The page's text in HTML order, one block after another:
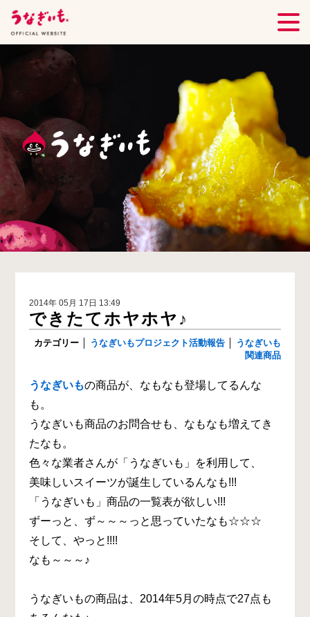
2014年 05月 17日 13:49
できたてホヤホヤ♪
カテゴリー うなぎいもプロジェクト活動報告
うなぎいも
関連商品
うなぎいもの商品が、なもなも登場してるんな
も。
うなぎいも商品のお問合せも、なもなも増えてき
たなも。
色々な業者さんが「うなぎいも」を利用して、
美味しいスイーツが誕生しているんなも!!!
「うなぎいも」商品の一覧表が欲しい!!!
ずーっと、ず～～～っと思っていたなも☆☆☆
そして、やっと!!!!
なも～～～♪
うなぎいもの商品は、2014年5月の時点で27点も